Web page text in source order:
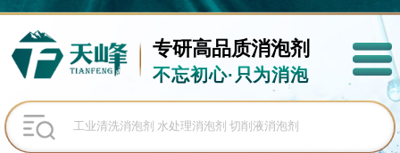
专研高品质消泡剂
不忘初心·只为消泡